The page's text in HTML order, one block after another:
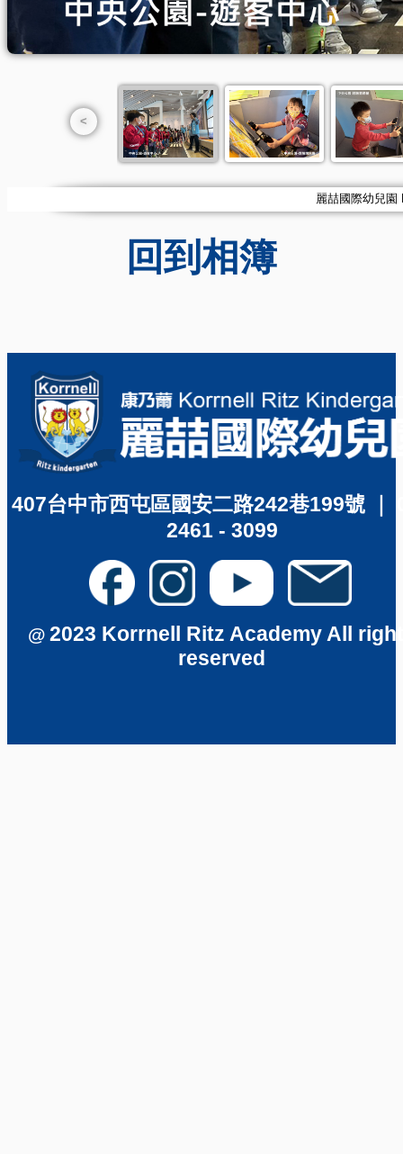
<
麗喆國際幼兒園
回到相簿
407台中市西屯區國安二路242巷199號 ｜
2461 - 3099
@ 2023 Korrnell Ritz Academy All
reserved